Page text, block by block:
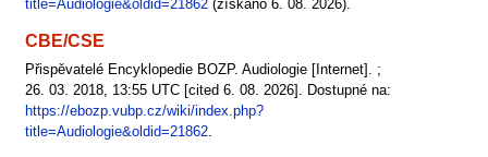
title=Audiologie&oldid=21862(získáno 6. 08. 2026).
CBE/CSE
Přispěvatelé Encyklopedie BOZP. Audiologie [Internet]. ;
26. 03. 2018, 13:55 UTC [cited 6. 08. 2026]. Dostupné na:
https://ebozp.vubp.cz/wiki/index.php?
title=Audiologie&oldid=21862.